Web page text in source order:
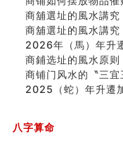
额相与命运
风水先生林琅仙的传
从痣看相
姓名陰陽配置的凶吉
六爻測住宅風水 (
玄空本义 (五)
财务办公室风水布局
玄空本义 (四)
商舖選址的風水講究
商舖選址的風水講究
2026年（馬）年升
商鋪选址的風水原则
商铺门风水的〝三宜
2025（蛇）年升遷
八字算命